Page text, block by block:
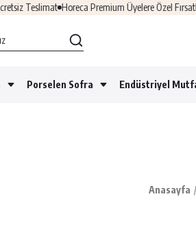
Horeca Premium Üyelere Özel Fırsatlar
Porselen Sofra Endüstriyel
Anasayfa